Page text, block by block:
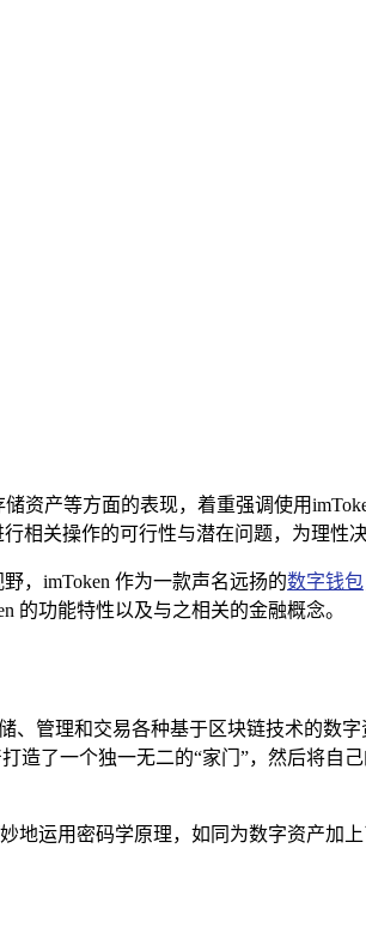
资产等方面的表现，着重强调使用
相关操作的可行性与潜在问题，为理性
，imToken 作为一款声名远扬的数字钱包
的功能特性以及与之相关的金融概念。
、管理和交易各种基于区块链技术的数
造了一个独一无二的“家门”，然后将自
运用密码学原理，如同为数字资产加